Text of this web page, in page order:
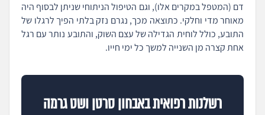
דם (המטפל במקרים אלו), וגם הטיפול הניתוחי שניתן לבסוף היה
מאוחר מדי וחלקי. כתוצאה מכך, נגרם נזק בלתי הפיך לרגלו של
התובע, כולל לוחית הגדילה של עצם השוק, והתובע נותר עם רגל
אחת קצרה מן השנייה למשך כל ימי חייו.
רשלנות רפואית באבחון סרטן ושט גרמה